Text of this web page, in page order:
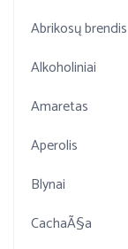
Abrikosų brendis
Alkoholiniai
Amaretas
Aperolis
Blynai
CachaÃ§a